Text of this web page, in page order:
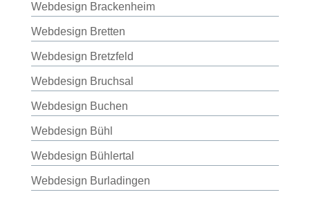
Webdesign Brackenheim
Webdesign Bretten
Webdesign Bretzfeld
Webdesign Bruchsal
Webdesign Buchen
Webdesign Bühl
Webdesign Bühlertal
Webdesign Burladingen